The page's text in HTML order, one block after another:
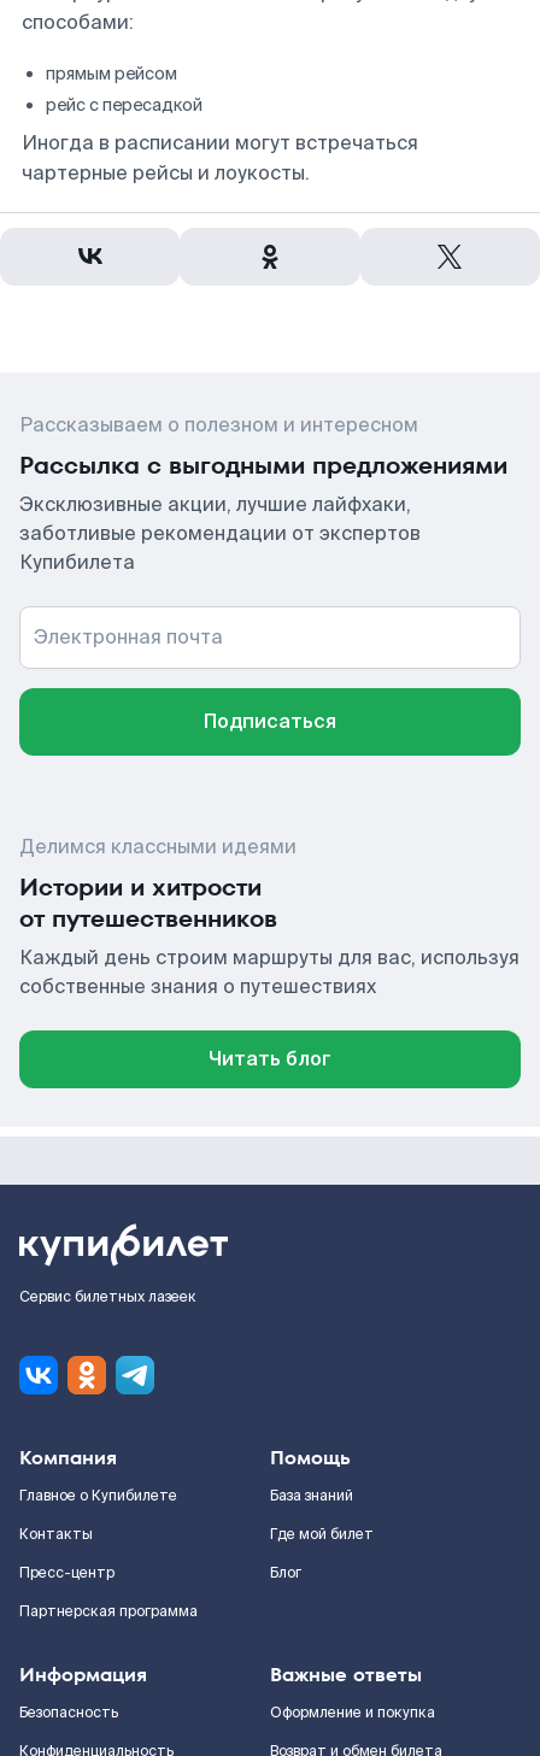
способами:
прямым рейсом
рейс с пересадкой
Иногда в расписании могут встречаться
чартерные рейсы и лоукосты.
Рассказываем о полезном и интересном
Рассылка с выгодными предложениями
Эксклюзивные акции, лучшие лайфхаки,
заботливые рекомендации от экспертов
Купибилета
Электронная почта
Подписаться
Делимся классными идеями
Истории и хитрости
от путешественников
Каждый день строим маршруты для вас, используя
собственные знания о путешествиях
Читать блог
Сервис билетных лазеек
Компания
Главное о Купибилете
Контакты
Пресс-центр
Партнерская программа
Помощь
База знаний
Где мой билет
Блог
Информация
Безопасность
Конфиденциальность
Важные ответы
Оформление и покупка
Возврат и обмен билета